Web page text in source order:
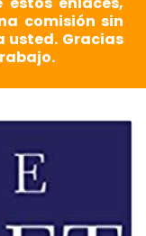
comisión sin
usted. Gracias